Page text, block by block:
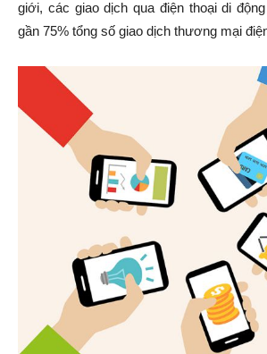
giới, các giao dịch qua điện thoại di
gần 75% tổng số giao dịch thương mại